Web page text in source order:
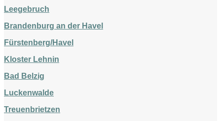
Leegebruch
Brandenburg an der Havel
Fürstenberg/Havel
Kloster Lehnin
Bad Belzig
Luckenwalde
Treuenbrietzen